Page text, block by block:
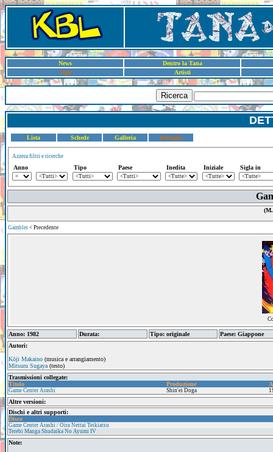
News
Dentro la Tana
Sigle
Artisti
Ricerca
Lista Schede Galleria Dettaglio
Azzera filtri e ricerche
Anno Tipo Paese Inedita Iniziale Sigla in
Gambler < Precedente
Anno: 1982 Durata: Tipo: originale
Paese: Giappone
Autori:
Kōji Makaino (musica e arrangiamento)
Mitsuru Sugaya (testo)
Trasmissioni collegate:
Titolo
Produzione
Game Center Arashi Shin'ei Doga
Altre versioni:
Dischi e altri supporti:
Disco
Game Center Arashi / Oira Nettai Teikiatsu
Terebi Manga Shudaika No Ayumi IV
Note: